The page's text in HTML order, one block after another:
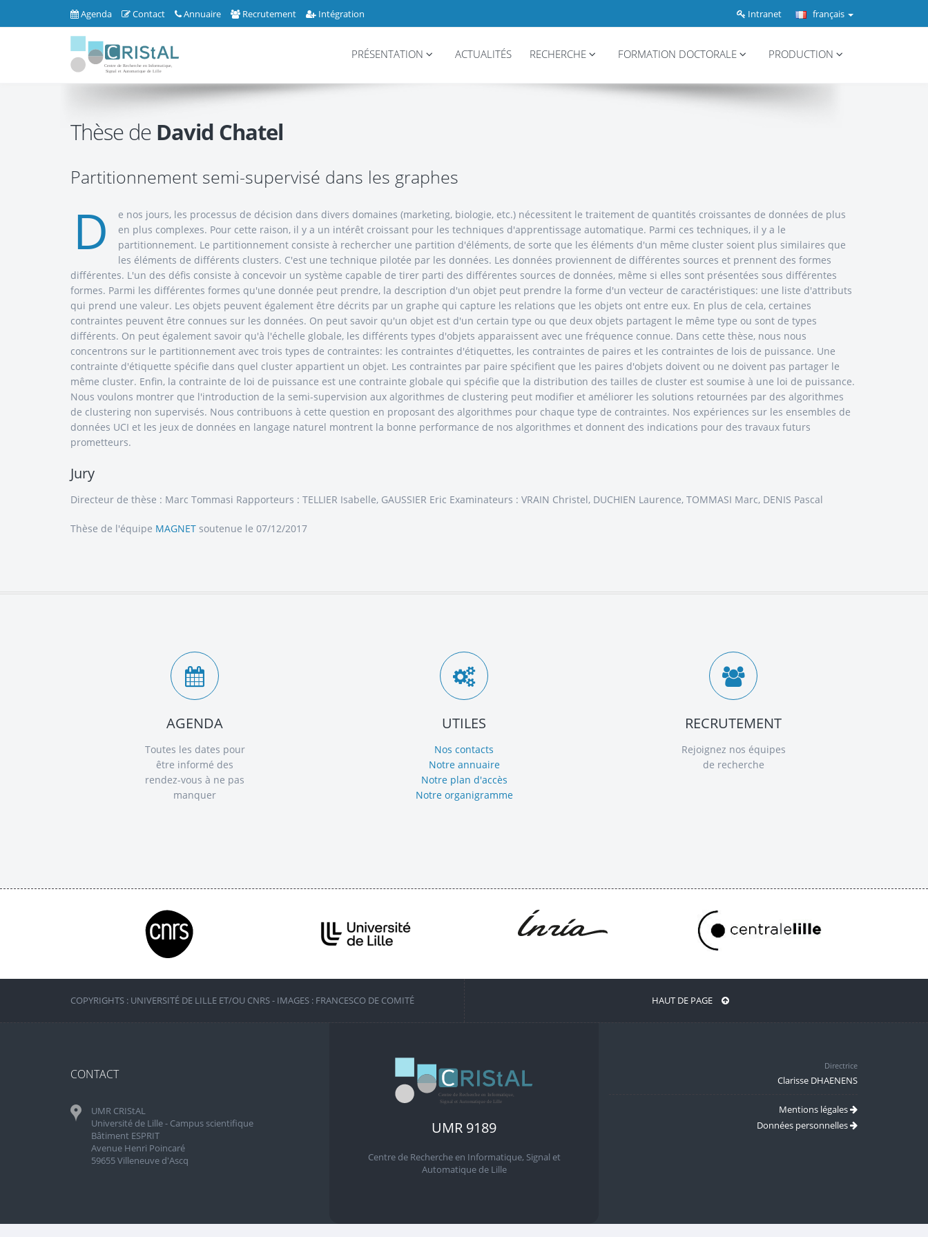
Agenda Contact Annuaire Recrutement Intégration français
Intranet
PRÉSENTATION ACTUALITÉS RECHERCHE FORMATION DOCTORALE PRODUCTION
Thèse de David Chatel
Partitionnement semi-supervisé dans les graphes
D
e nos jours, les processus de décision dans divers domaines (marketing, biologie, etc.) nécessitent le traitement de quantités croissantes de données de plus
en plus complexes. Pour cette raison, il y a un intérêt croissant pour les techniques d'apprentissage automatique. Parmi ces techniques, il y a le
partitionnement. Le partitionnement consiste à rechercher une partition d'éléments, de sorte que les éléments d'un même cluster soient plus similaires que
les éléments de différents clusters. C'est une technique pilotée par les données. Les données proviennent de différentes sources et prennent des formes
différentes. L'un des défis consiste à concevoir un système capable de tirer parti des différentes sources de données, même si elles sont présentées sous différentes
formes. Parmi les différentes formes qu'une donnée peut prendre, la description d'un objet peut prendre la forme d'un vecteur de caractéristiques: une liste d'attributs
qui prend une valeur. Les objets peuvent également être décrits par un graphe qui capture les relations que les objets ont entre eux. En plus de cela, certaines
contraintes peuvent être connues sur les données. On peut savoir qu'un objet est d'un certain type ou que deux objets partagent le même type ou sont de types
différents. On peut également savoir qu'à l'échelle globale, les différents types d'objets apparaissent avec une fréquence connue. Dans cette thèse, nous nous
concentrons sur le partitionnement avec trois types de contraintes: les contraintes d'étiquettes, les contraintes de paires et les contraintes de lois de puissance. Une
contrainte d'étiquette spécifie dans quel cluster appartient un objet. Les contraintes par paire spécifient que les paires d'objets doivent ou ne doivent pas partager le
même cluster. Enfin, la contrainte de loi de puissance est une contrainte globale qui spécifie que la distribution des tailles de cluster est soumise à une loi de puissance.
Nous voulons montrer que l'introduction de la semi-supervision aux algorithmes de clustering peut modifier et améliorer les solutions retournées par des algorithmes
de clustering non supervisés. Nous contribuons à cette question en proposant des algorithmes pour chaque type de contraintes. Nos expériences sur les ensembles de
données UCI et les jeux de données en langage naturel montrent la bonne performance de nos algorithmes et donnent des indications pour des travaux futurs
prometteurs.
Jury
Directeur de thèse : Marc Tommasi Rapporteurs : TELLIER Isabelle, GAUSSIER Eric Examinateurs : VRAIN Christel, DUCHIEN Laurence, TOMMASI Marc, DENIS Pascal
Thèse de l'équipe MAGNET soutenue le 07/12/2017
AGENDA
Toutes les dates pour
être informé des
rendez-vous à ne pas
manquer
UTILES
Nos contacts
Notre annuaire
Notre plan d'accès
Notre organigramme
RECRUTEMENT
Rejoignez nos équipes
de recherche
COPYRIGHTS : UNIVERSITÉ DE LILLE ET/OU CNRS - IMAGES : FRANCESCO DE COMITÉ HAUT DE PAGE
CONTACT
UMR CRIStAL
Université de Lille - Campus scientifique
Bâtiment ESPRIT
Avenue Henri Poincaré
59655 Villeneuve d'Ascq
UMR 9189
Centre de Recherche en Informatique, Signal et
Automatique de Lille
Directrice
Clarisse DHAENENS
Mentions légales
Données personnelles